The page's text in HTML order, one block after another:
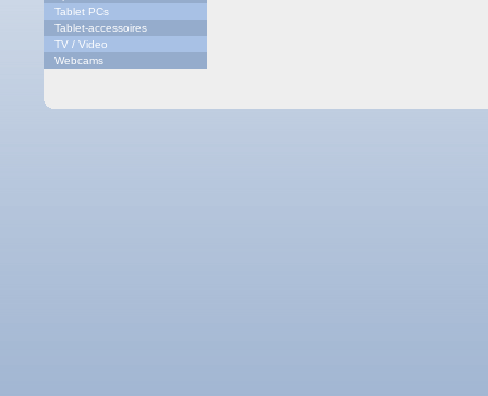
Tablet PCs
Tablet-accessoires
TV / Video
Webcams